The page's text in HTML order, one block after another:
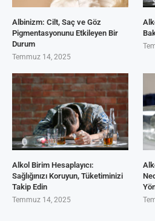
Albinizm: Cilt, Saç ve Göz
Pigmentasyonunu Etkileyen Bir
Durum
Temmuz 14, 2025
Alkol Birim Hesaplayıcı:
Sağlığınızı Koruyun, Tüketiminizi
Takip Edin
Temmuz 14, 2025